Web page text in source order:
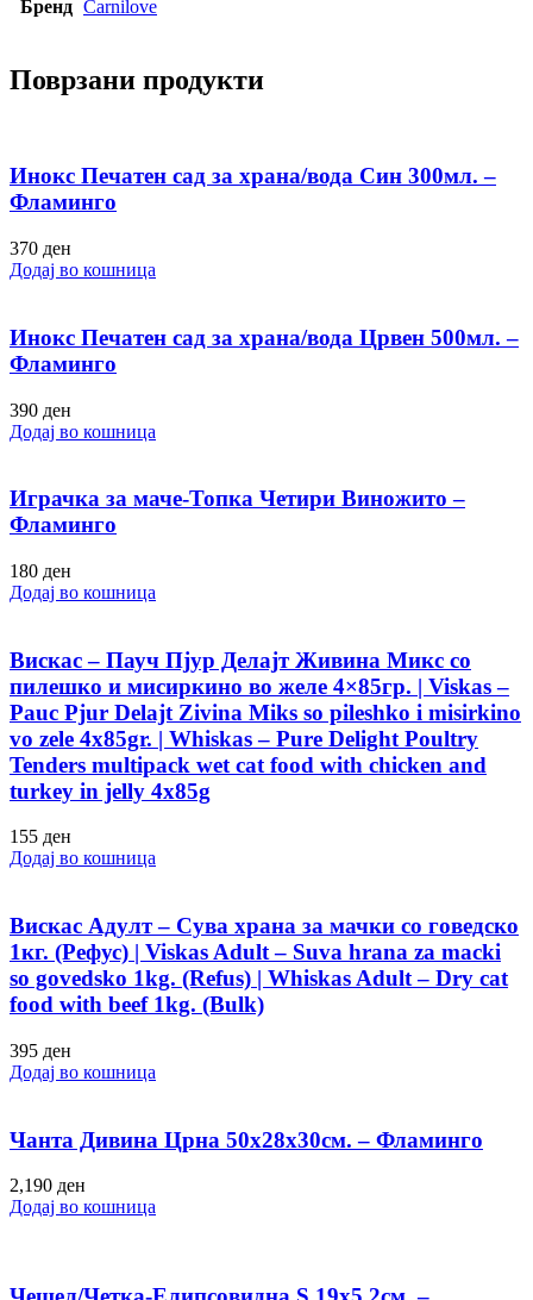
Бренд Carnilove
Поврзани продукти
Инокс Печатен сад за храна/вода Син 300мл. –
Фламинго
370 ден
Додај во кошница
Инокс Печатен сад за храна/вода Црвен 500мл. –
Фламинго
390 ден
Додај во кошница
Играчка за маче-Топка Четири Виножито –
Фламинго
180 ден
Додај во кошница
Вискас – Пауч Пјур Делајт Живина Микс со
пилешко и мисиркино во желе 4×85гр. | Viskas –
Pauc Pjur Delajt Zivina Miks so pileshko i misirkino
vo zele 4x85gr. | Whiskas – Pure Delight Poultry
Tenders multipack wet cat food with chicken and
turkey in jelly 4x85g
155 ден
Додај во кошница
Вискас Адулт – Сува храна за мачки со говедско
1кг. (Рефус) | Viskas Adult – Suva hrana za macki
so govedsko 1kg. (Refus) | Whiskas Adult – Dry cat
food with beef 1kg. (Bulk)
395 ден
Додај во кошница
Чанта Дивина Црна 50х28х30см. – Фламинго
2,190 ден
Додај во кошница